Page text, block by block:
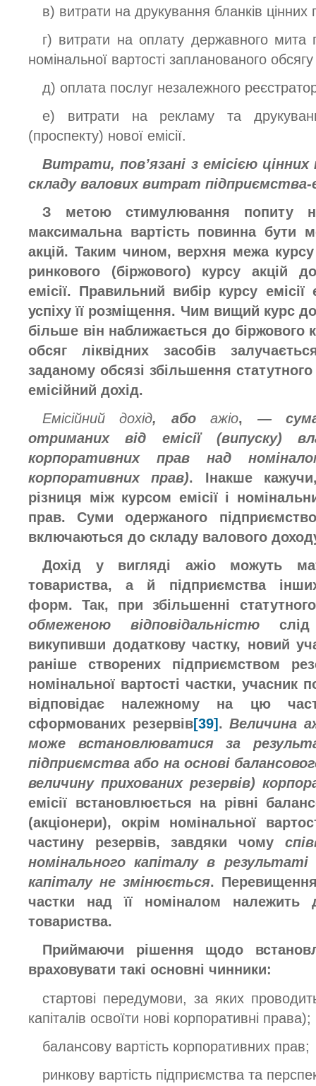
в) витрати на друкування бланків цінних
г) витрати на оплату державного мита
номінальної вартості запланованого обсягу
д) оплата послуг незалежного
е) витрати на рекламу та
(проспекту) нової емісії.
Витрати, пов’язані з емісією
складу валових витрат
З метою стимулювання попиту
максимальна вартість повинна бути
акцій. Таким чином, верхня межа курсу
ринкового (біржового) курсу акцій
емісії. Правильний вибір курсу
успіху її розміщення. Чим вищий курс
більше він наближається до біржового
обсяг ліквідних засобів
заданому обсязі збільшення
емісійний дохід.
Емісійний дохід, абоажіо, — сума
отриманих від емісії (випуску)
корпоративних прав над
корпоративних прав). Інакше
різниця між курсом емісії і
прав. Суми одержаного
включаються до складу валового
Дохід у вигляді ажіо можуть
товариства, а й підприємства інших
форм. Так, при збільшенні
обмеженою відповідальністю слід
викупивши додаткову частку, новий
раніше створених підприємством
номінальної вартості частки, учасник
відповідає належному на цю
сформованих резервів[39] .Величина
може встановлюватися за
підприємства або на основі
величину прихованих резервів)
емісії встановлюється на рівні
(акціонери), окрім номінальної
частину резервів, завдяки чому
номінального капіталу в
капіталу не змінюється.
частки над її номіналом належить
товариства.
Приймаючи рішення щодо
враховувати такі основні чинники:
стартові передумови, за яких
капіталів освоїти нові корпоративні права);
балансову вартість корпоративних прав;
ринкову вартість підприємства та